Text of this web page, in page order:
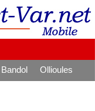
Bandol
Ollioules